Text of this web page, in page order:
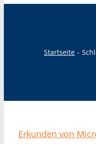
Startseite
Erkunden von